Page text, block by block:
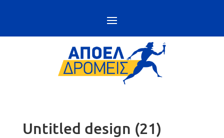
Untitled design (21)